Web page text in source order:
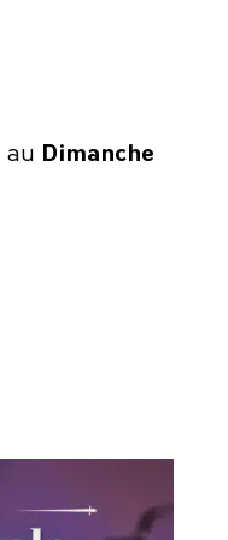
au Dimanche